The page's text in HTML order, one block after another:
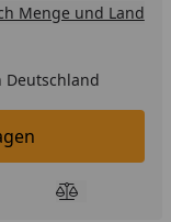
Menge und Land
Deutschland
legen
Produkt